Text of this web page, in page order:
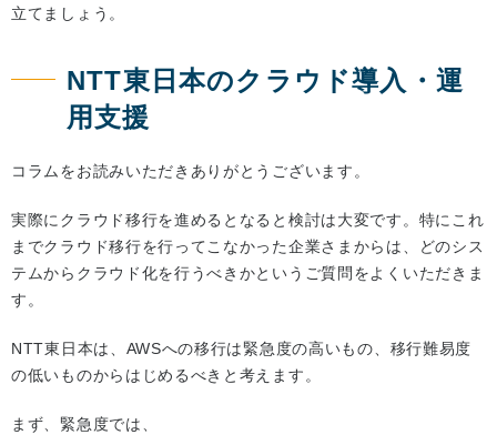
立てましょう。
NTT東日本のクラウド導入・運
用支援
コラムをお読みいただきありがとうございます。
実際にクラウド移行を進めるとなると検討は大変です。特にこれ
までクラウド移行を行ってこなかった企業さまからは、どのシス
テムからクラウド化を行うべきかというご質問をよくいただきま
す。
NTT東日本は、AWSへの移行は緊急度の高いもの、移行難易度
の低いものからはじめるべきと考えます。
まず、緊急度では、